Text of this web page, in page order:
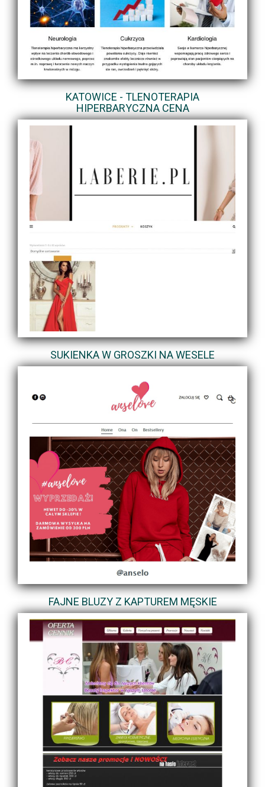
KATOWICE - TLENOTERAPIA
HIPERBARYCZNA CENA
SUKIENKA W GROSZKI NA WESELE
FAJNE BLUZY Z KAPTUREM MĘSKIE